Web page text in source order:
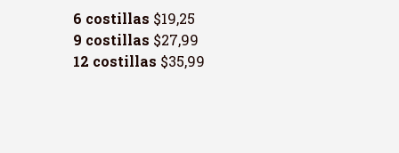
6 costillas $19,25
9 costillas $27,99
12 costillas $35,99